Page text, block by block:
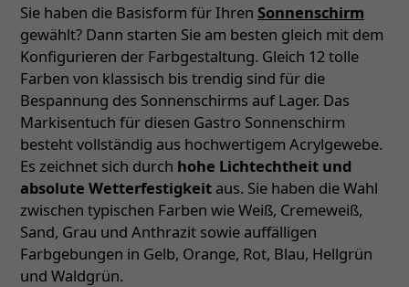
Sie haben die Basisform für Ihren Sonnenschirm
gewählt? Dann starten Sie am besten gleich mit dem
Konfigurieren der Farbgestaltung. Gleich 12 tolle
Farben von klassisch bis trendig sind für die
Bespannung des Sonnenschirms auf Lager. Das
Markisentuch für diesen Gastro Sonnenschirm
besteht vollständig aus hochwertigem Acrylgewebe.
Es zeichnet sich durch hohe Lichtechtheit und
absolute Wetterfestigkeit aus. Sie haben die Wahl
zwischen typischen Farben wie Weiß, Cremeweiß,
Sand, Grau und Anthrazit sowie auffälligen
Farbgebungen in Gelb, Orange, Rot, Blau, Hellgrün
und Waldgrün.